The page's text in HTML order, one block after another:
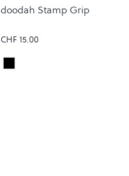
doodah Stamp Grip
CHF 15.00
Colour
Black